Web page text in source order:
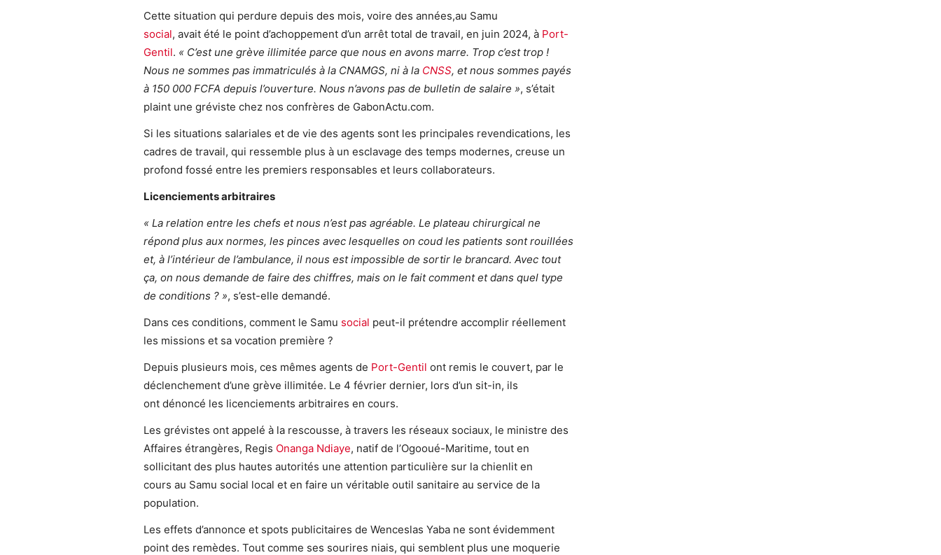
Cette situation qui perdure depuis des mois, voire des années,au Samu
social, avait été le point d’achoppement d’un arrêt total de travail, en juin 2024, à Port-
Gentil. « C’est une grève illimitée parce que nous en avons marre. Trop c’est trop !
Nous ne sommes pas immatriculés à la CNAMGS, nià la CNSS, et nous sommes payés
à 150 000 FCFA depuis l’ouverture. Nous n’avons pas de bulletin de salaire », s’était
plaint une gréviste chez nos confrères de GabonActu.com.
Si les situations salariales et de vie des agents sont les principales revendications, les
cadres de travail, qui ressemble plus à un esclavage des temps modernes, creuse un
profond fossé entre les premiers responsables et leurs collaborateurs.
Licenciements arbitraires
« La relation entre les chefs et nous n’est pas agréable. Le plateau chirurgical ne
répond plus aux normes, les pinces avec lesquelles on coud les patients sont rouillées
et, à l’intérieur de l’ambulance, il nous est impossible de sortir le brancard. Avec tout
ça, on nous demande de faire des chiffres, mais on le fait comment et dans quel type
de conditions ? », s’est-elle demandé.
Dans ces conditions, comment le Samu social peut-il prétendre accomplir réellement
les missions et sa vocation première ?
Depuis plusieurs mois, ces mêmes agents de Port-Gentil ont remis le couvert, par le
déclenchement d’une grève illimitée. Le 4 février dernier, lors d’un sit-in, ils
ont dénoncé les licenciements arbitraires en cours.
Les grévistes ont appelé à la rescousse, à travers les réseaux sociaux, le ministre des
Affaires étrangères, Regis Onanga Ndiaye, natif de l’Ogooué-Maritime, tout en
sollicitant des plus hautes autorités une attention particulière sur la chienlit en
cours au Samu social local et en faire un véritable outil sanitaire au service de la
population.
Les effets d’annonce et spots publicitaires de Wenceslas Yaba ne sont évidemment
point des remèdes. Tout comme ses sourires niais, qui semblent plus une moquerie